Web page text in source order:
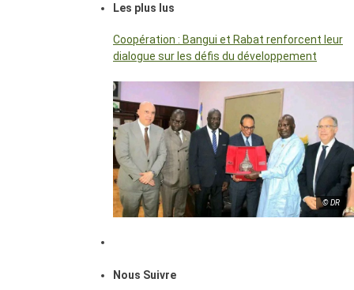
Les plus lus
Coopération : Bangui et Rabat renforcent leur
dialogue sur les défis du développement
© DR
Nous Suivre